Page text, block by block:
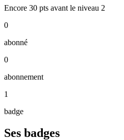
Encore 30 pts avant le niveau 2
0
abonné
0
abonnement
1
badge
Ses badges